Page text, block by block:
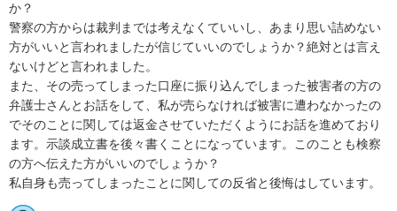
か？
警察の方からは裁判までは考えなくていいし、あまり思い詰めない
方がいいと言われましたが信じていいのでしょうか？絶対とは言え
ないけどと言われました。
また、その売ってしまった口座に振り込んでしまった被害者の方の
弁護士さんとお話をして、私が売らなければ被害に遭わなかったの
でそのことに関しては返金させていただくようにお話を進めており
ます。示談成立書を後々書くことになっています。このことも検察
の方へ伝えた方がいいのでしょうか？
私自身も売ってしまったことに関しての反省と後悔はしています。